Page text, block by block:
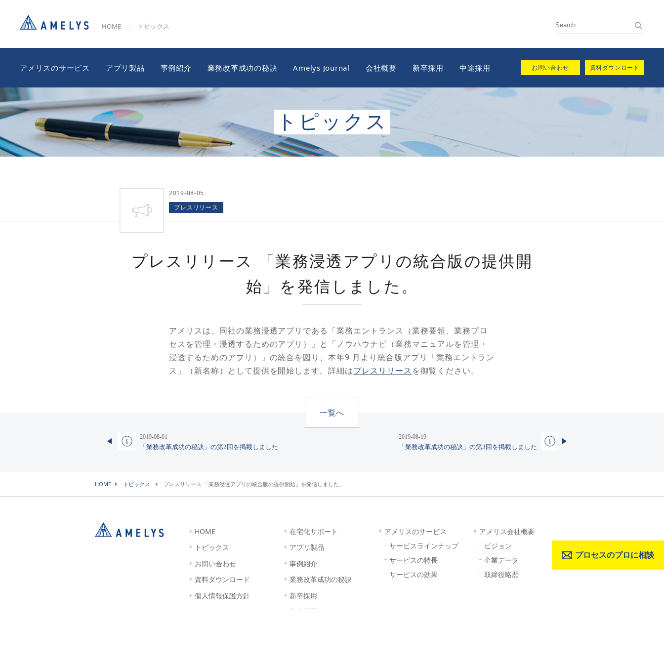
HOME トピックス
アメリスのサービス アプリ製品 事例紹介 業務改革成功の秘訣 Amelys Journal 会社概要 新卒採用 中途採用 お問い合わせ 資料ダウンロード
プロセスのプロに相談
トピックス
2019-08-05
プレスリリース
プレスリリース 「業務浸透アプリの統合版の提供開
始」を発信しました。
アメリスは、同社の業務浸透アプリである「業務エントランス（業務要領、業務プロ
セスを管理・浸透するためのアプリ）」と「ノウハウナビ（業務マニュアルを管理・
浸透するためのアプリ）」の統合を図り、本年9 月より統合版アプリ「業務エントラン
ス」（新名称）として提供を開始します。詳細はプレスリリース を御覧ください。
一覧へ
2019-08-01
「業務改革成功の秘訣」の第2回を掲載しました
2019-08-19
「業務改革成功の秘訣」の第3回を掲載しました
HOME トピックス プレスリリース 「業務浸透アプリの統合版の提供開始」を発信しました。
HOME
トピックス
お問い合わせ
資料ダウンロード
個人情報保護方針
在宅化サポート
アプリ製品
事例紹介
業務改革成功の秘訣
新卒採用
中途採用
アメリスのサービス
サービスラインナップ
サービスの特長
サービスの効果
アメリス会社概要
ビジョン
企業データ
取締役略歴